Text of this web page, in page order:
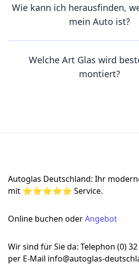
Wie kann ich herausfinden,
mein Auto ist?
Welche Art Glas wird
montiert?
Autoglas Deutschland: Ihr
mit ⭐⭐⭐⭐⭐ Service.
Online buchen oderAngebot
Wir sind für Sie da: Telephon (0)
per E-Mail info@autoglas-